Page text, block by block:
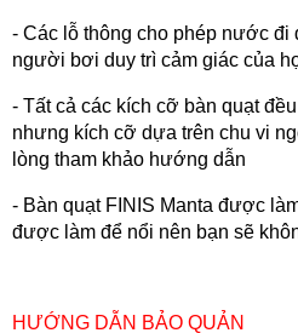
- Các lỗ thông cho phép nước đi
người bơi duy trì cảm giác của
- Tất cả các kích cỡ bàn quạt
nhưng kích cỡ dựa trên chu vi
lòng tham khảo hướng dẫn
- Bàn quạt FINIS Manta được
được làm để nổi nên bạn sẽ
HƯỚNG DẪN BẢO QUẢN